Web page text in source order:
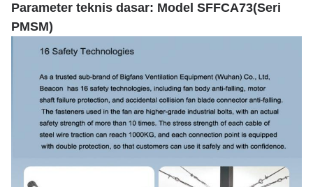
Parameter teknis dasar: Model SFFCA73(Seri
PMSM)